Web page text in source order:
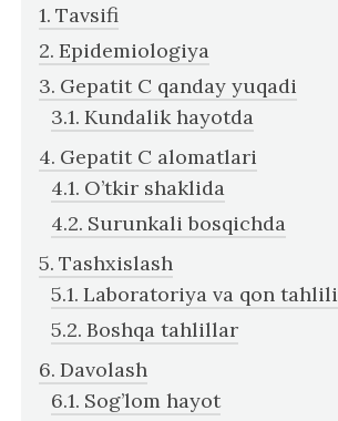
Tavsifi
Epidemiologiya
Gepatit C qanday yuqadi
Kundalik hayotda
Gepatit C alomatlari
O’tkir shaklida
Surunkali bosqichda
Tashxislash
Laboratoriya va qon tahlili
Boshqa tahlillar
Davolash
Sog’lom hayot